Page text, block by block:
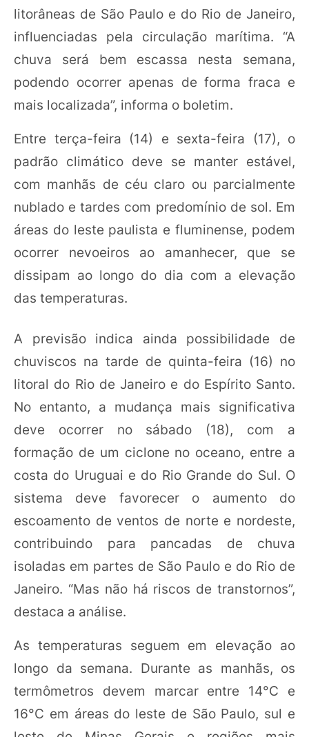
litorâneas de São Paulo e do Rio de Janeiro,
influenciadas pela circulação marítima. “A
chuva será bem escassa nesta semana,
podendo ocorrer apenas de forma fraca e
mais localizada”, informa o boletim.
Entre terça-feira (14) e sexta-feira (17), o
padrão climático deve se manter estável,
com manhãs de céu claro ou parcialmente
nublado e tardes com predomínio de sol. Em
áreas do leste paulista e fluminense, podem
ocorrer nevoeiros ao amanhecer, que se
dissipam ao longo do dia com a elevação
das temperaturas.
A previsão indica ainda possibilidade de
chuviscos na tarde de quinta-feira (16) no
litoral do Rio de Janeiro e do Espírito Santo.
No entanto, a mudança mais significativa
deve ocorrer no sábado (18), com a
formação de um ciclone no oceano, entre a
costa do Uruguai e do Rio Grande do Sul. O
sistema deve favorecer o aumento do
escoamento de ventos de norte e nordeste,
contribuindo para pancadas de chuva
isoladas em partes de São Paulo e do Rio de
Janeiro. “Mas não há riscos de transtornos”,
destaca a análise.
As temperaturas seguem em elevação ao
longo da semana. Durante as manhãs, os
termômetros devem marcar entre 14°C e
16°C em áreas do leste de São Paulo, sul e